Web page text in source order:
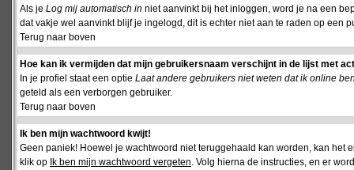
Als je Log mij automatisch in niet aanvinkt bij het inloggen, word je na een
dat vakje wel aanvinkt blijf je ingelogd, dit is echter niet aan te raden op een
Terug naar boven
Hoe kan ik vermijden dat mijn gebruikersnaam verschijnt in de lijst met
In je profiel staat een optie Laat andere gebruikers niet weten dat ik online
geteld als een verborgen gebruiker.
Terug naar boven
Ik ben mijn wachtwoord kwijt!
Geen paniek! Hoewel je wachtwoord niet teruggehaald kan worden, kan
klik op Ik ben mijn wachtwoord vergeten. Volg hierna de instructies, en er